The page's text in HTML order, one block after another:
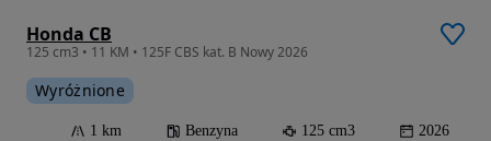
Honda CB
125 cm3 • 11 KM • 125F CBS kat. B Nowy 2026
Wyróżnione
1 km Benzyna 125 cm3 2026